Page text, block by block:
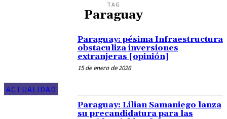
TAG
Paraguay
ACTUALIDAD
Paraguay: pésima Infraestructura
obstaculiza inversiones
extranjeras [opinión]
15 de enero de 2026
Paraguay: Lilian Samaniego lanza
su precandidatura para las